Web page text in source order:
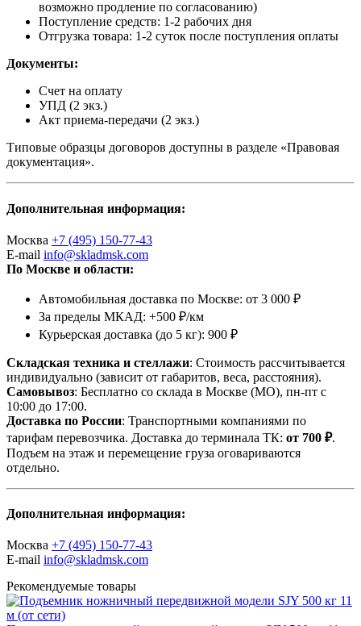
возможно продление по согласованию)
Поступление средств: 1-2 рабочих дня
Отгрузка товара: 1-2 суток после поступления оплаты
Документы:
Счет на оплату
УПД (2 экз.)
Акт приема-передачи (2 экз.)
Типовые образцы договоров доступны в разделе «Правовая
документация».
Дополнительная информация:
Москва +7 (495) 150-77-43
E-mail info@skladmsk.com
По Москве и области:
Автомобильная доставка по Москве: от 3 000 ₽
За пределы МКАД: +500 ₽/км
Курьерская доставка (до 5 кг): 900 ₽
Складская техника и стеллажи: Стоимость рассчитывается
индивидуально (зависит от габаритов, веса, расстояния).
Самовывоз: Бесплатно со склада в Москве (МО), пн-пт с
10:00 до 17:00.
Доставка по России: Транспортными компаниями по
тарифам перевозчика. Доставка до терминала ТК: от 700 ₽.
Подъем на этаж и перемещение груза оговариваются
отдельно.
Дополнительная информация:
Москва +7 (495) 150-77-43
E-mail info@skladmsk.com
Рекомендуемые товары